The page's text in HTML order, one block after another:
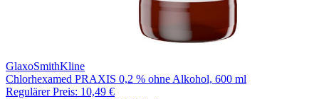
GlaxoSmithKline
Chlorhexamed PRAXIS 0,2 % ohne Alkohol, 600 ml
Regulärer Preis: 10,49 €